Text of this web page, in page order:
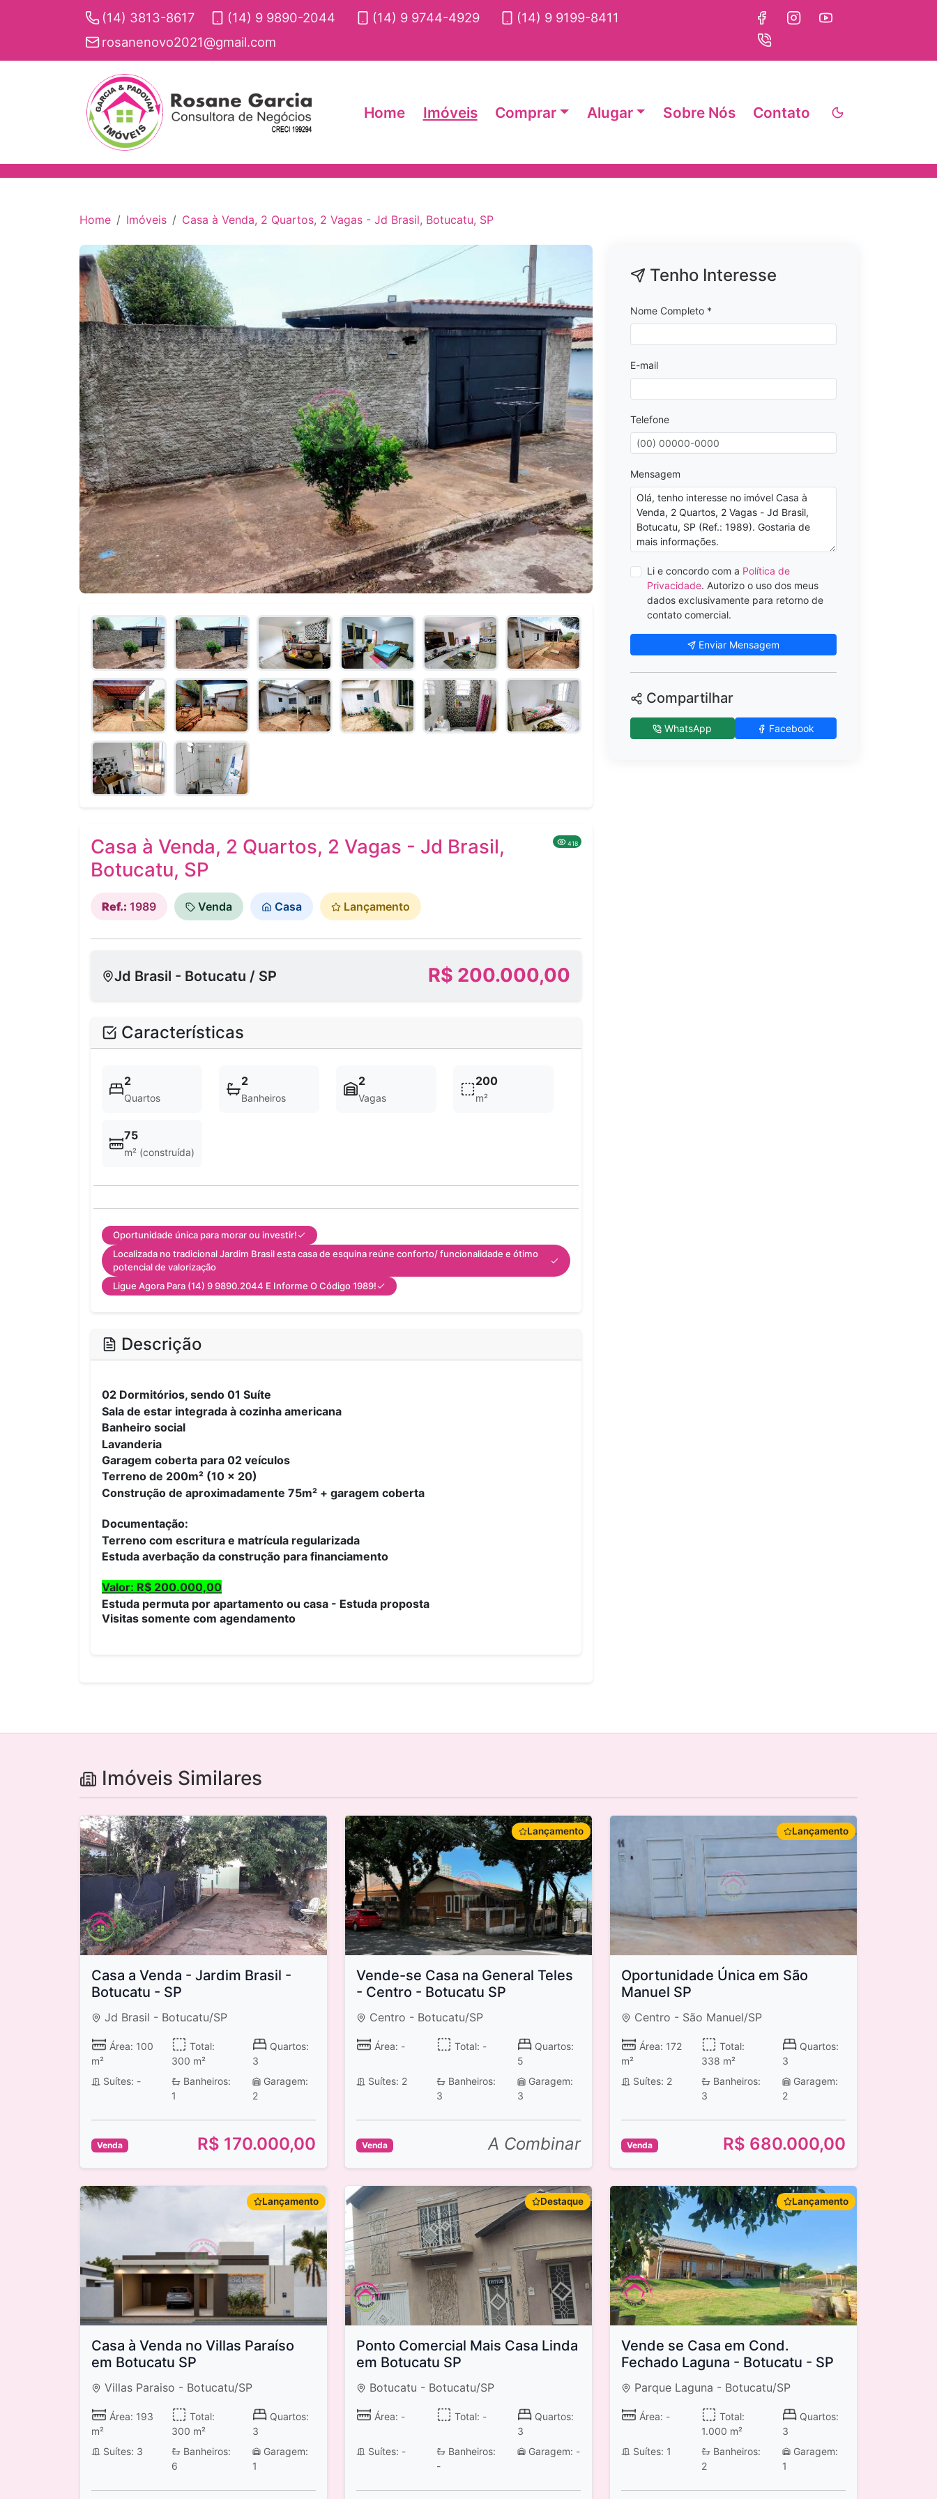
(14) 3813-8617 (14) 9 9890-2044 (14) 9 9744-4929
(14) 9 9199-8411
rosanenovo2021@gmail.com
Home Imóveis Comprar Alugar Sobre Nós Contato
Home Imóveis Casa à Venda, 2 Quartos, 2 Vagas - Jd Brasil, Botucatu, SP
Casa à Venda, 2 Quartos, 2 Vagas - Jd Brasil,
Botucatu, SP
418
Ref.: 1989 Venda Casa Lançamento
Jd Brasil - Botucatu / SP R$ 200.000,00
Características
2
Quartos
2
Banheiros
2
Vagas
200
m²
75
m² (construída)
Oportunidade única para morar ou investir!
Localizada no tradicional Jardim Brasil esta casa de esquina reúne conforto/ funcionalidade e ótimo
potencial de valorização
Ligue Agora Para (14) 9 9890.2044 E Informe O Código 1989!
Descrição
02 Dormitórios, sendo 01 Suíte
Sala de estar integrada à cozinha americana
Banheiro social
Lavanderia
Garagem coberta para 02 veículos
Terreno de 200m² (10 x 20)
Construção de aproximadamente 75m² + garagem coberta
Documentação:
Terreno com escritura e matrícula regularizada
Estuda averbação da construção para financiamento
Valor: R$ 200.000,00
Estuda permuta por apartamento ou casa - Estuda proposta
Visitas somente com agendamento
Tenho Interesse
Nome Completo *
E-mail
Telefone
Mensagem
Li e concordo com a Política de
Privacidade. Autorizo o uso dos meus
dados exclusivamente para retorno de
contato comercial.
Enviar Mensagem
Compartilhar
WhatsApp Facebook
Imóveis Similares
Casa a Venda - Jardim Brasil -
Botucatu - SP
Jd Brasil - Botucatu/SP
Área: 100
m²
Total:
300 m²
Quartos:
3
Suítes: -
Banheiros:
1
Garagem:
2
Venda R$ 170.000,00
Lançamento
Vende-se Casa na General Teles
- Centro - Botucatu SP
Centro - Botucatu/SP
Área: - Total: -
Quartos:
5
Suítes: 2
Banheiros:
3
Garagem:
3
Venda A Combinar
Lançamento
Oportunidade Única em São
Manuel SP
Centro - São Manuel/SP
Área: 172
m²
Total:
338 m²
Quartos:
3
Suítes: 2
Banheiros:
3
Garagem:
2
Venda R$ 680.000,00
Lançamento
Casa à Venda no Villas Paraíso
em Botucatu SP
Villas Paraiso - Botucatu/SP
Área: 193
m²
Total:
300 m²
Quartos:
3
Suítes: 3
Banheiros:
6
Garagem:
1
Destaque
Ponto Comercial Mais Casa Linda
em Botucatu SP
Botucatu - Botucatu/SP
Área: - Total: -
Quartos:
3
Suítes: -
Banheiros:
-
Garagem: -
Lançamento
Vende se Casa em Cond.
Fechado Laguna - Botucatu - SP
Parque Laguna - Botucatu/SP
Área: -
Total:
1.000 m²
Quartos:
3
Suítes: 1
Banheiros:
2
Garagem:
1